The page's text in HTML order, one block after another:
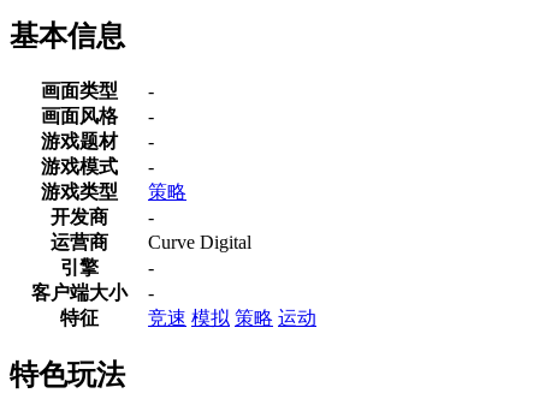
基本信息
画面类型
-
画面风格
-
游戏题材
-
游戏模式
-
游戏类型
策略
开发商
-
运营商
Curve Digital
引擎
-
客户端大小
-
特征
竞速 模拟 策略 运动
特色玩法